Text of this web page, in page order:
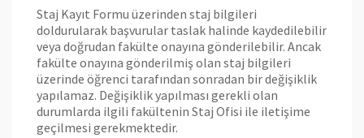
Staj Kayıt Formu üzerinden staj bilgileri
doldurularak başvurular taslak halinde kaydedilebilir
veya doğrudan fakülte onayına gönderilebilir. Ancak
fakülte onayına gönderilmiş olan staj bilgileri
üzerinde öğrenci tarafından sonradan bir değişiklik
yapılamaz. Değişiklik yapılması gerekli olan
durumlarda ilgili fakültenin Staj Ofisi ile iletişime
geçilmesi gerekmektedir.